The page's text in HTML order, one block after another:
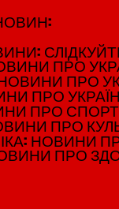
ПРО
ПРО
ПРО
ПРО СПОРТ В
ПРО
НОВИНИ
ПРО
ПРО
ПРО
ПРО
ПРО СПОРТ В
ПРО
НОВИНИ
ПРО